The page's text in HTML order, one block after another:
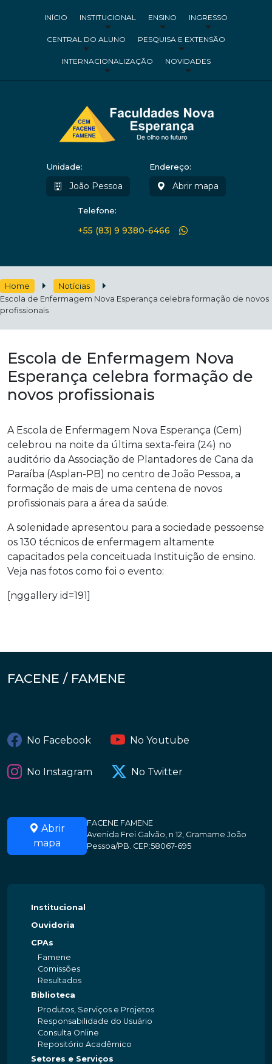
INÍCIO INSTITUCIONAL ENSINO INGRESSO
CENTRAL DO ALUNO PESQUISA E EXTENSÃO
INTERNACIONALIZAÇÃO NOVIDADES
Unidade:
João Pessoa
Endereço:
Abrir mapa
Telefone:
+55 (83) 9 9380-6466
Home
Notícias
Escola de Enfermagem Nova Esperança celebra formação de novos
profissionais
Escola de Enfermagem Nova
Esperança celebra formação de
novos profissionais
A Escola de Enfermagem Nova Esperança (Cem)
celebrou na noite da última sexta-feira (24) no
auditório da Associação de Plantadores de Cana da
Paraíba (Asplan-PB) no centro de João Pessoa, a
formação de mais de uma centena de novos
profissionais para a área da saúde.
A solenidade apresentou para a sociedade pessoense
os 130 técnicos de enfermagem altamente
capacitados pela conceituada Instituição de ensino.
Veja nas fotos como foi o evento:
[nggallery id=191]
FACENE / FAMENE
No Facebook No Youtube
No Instagram No Twitter
Abrir
mapa
FACENE FAMENE
Avenida Frei Galvão, n 12, Gramame João
Pessoa/PB. CEP:58067-695
Institucional
Ouvidoria
CPAs
Famene
Comissões
Resultados
Biblioteca
Produtos, Serviços e Projetos
Responsabilidade do Usuário
Consulta Online
Repositório Acadêmico
Setores e Serviços